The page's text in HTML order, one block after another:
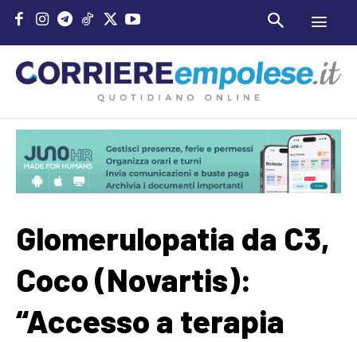
Glomerulopatia da C3,
Coco (Novartis):
“Accesso a terapia